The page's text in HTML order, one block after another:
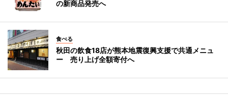
の新商品発売へ
食べる
秋田の飲食18店が熊本地震復興支援で共通メニュ
ー 売り上げ全額寄付へ